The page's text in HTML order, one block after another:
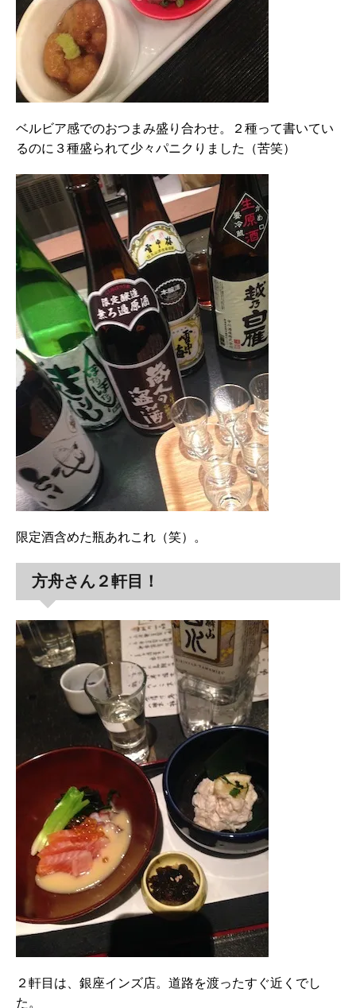
ベルビア感でのおつまみ盛り合わせ。２種って書いてい
るのに３種盛られて少々パニクりました（苦笑）
限定酒含めた瓶あれこれ（笑）。
方舟さん２軒目！
２軒目は、銀座インズ店。道路を渡ったすぐ近くでし
た。